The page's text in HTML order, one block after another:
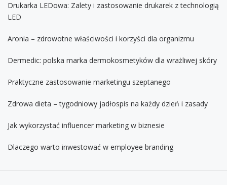
Drukarka LEDowa: Zalety i zastosowanie drukarek z technologią
LED
Aronia – zdrowotne właściwości i korzyści dla organizmu
Dermedic: polska marka dermokosmetyków dla wrażliwej skóry
Praktyczne zastosowanie marketingu szeptanego
Zdrowa dieta – tygodniowy jadłospis na każdy dzień i zasady
Jak wykorzystać influencer marketing w biznesie
Dlaczego warto inwestować w employee branding